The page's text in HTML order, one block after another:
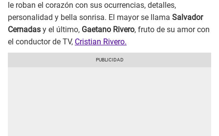
le roban el corazón con sus ocurrencias, detalles,
personalidad y bella sonrisa. El mayor se llama Salvador
Cernadas y el último, Gaetano Rivero, fruto de su amor con
el conductor de TV, Cristian Rivero.